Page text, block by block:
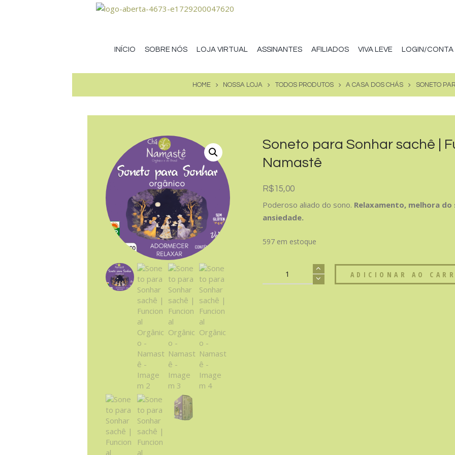
INÍCIO SOBRE NÓS LOJA VIRTUAL ASSINANTES AFILIADOS VIVA LEVE LOGIN/CONTA
HOME NOSSA LOJA TODOS PRODUTOS A CASA DOS CHÁS SONETO
Soneto para Sonhar sachê |
Namastê
R$15,00
Poderoso aliado do sono. Relaxamento, melhora do
ansiedade.
597 em estoque
ADICIONAR AO